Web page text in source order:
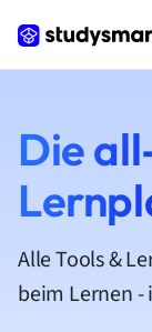
Die
Alle Tools &
beim Lernen -